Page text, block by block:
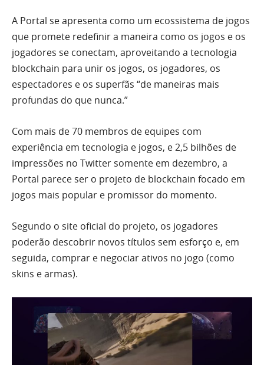
A Portal se apresenta como um ecossistema de jogos
que promete redefinir a maneira como os jogos e os
jogadores se conectam, aproveitando a tecnologia
blockchain para unir os jogos, os jogadores, os
espectadores e os superfãs “de maneiras mais
profundas do que nunca.”
Com mais de 70 membros de equipes com
experiência em tecnologia e jogos, e 2,5 bilhões de
impressões no Twitter somente em dezembro, a
Portal parece ser o projeto de blockchain focado em
jogos mais popular e promissor do momento.
Segundo o site oficial do projeto, os jogadores
poderão descobrir novos títulos sem esforço e, em
seguida, comprar e negociar ativos no jogo (como
skins e armas).